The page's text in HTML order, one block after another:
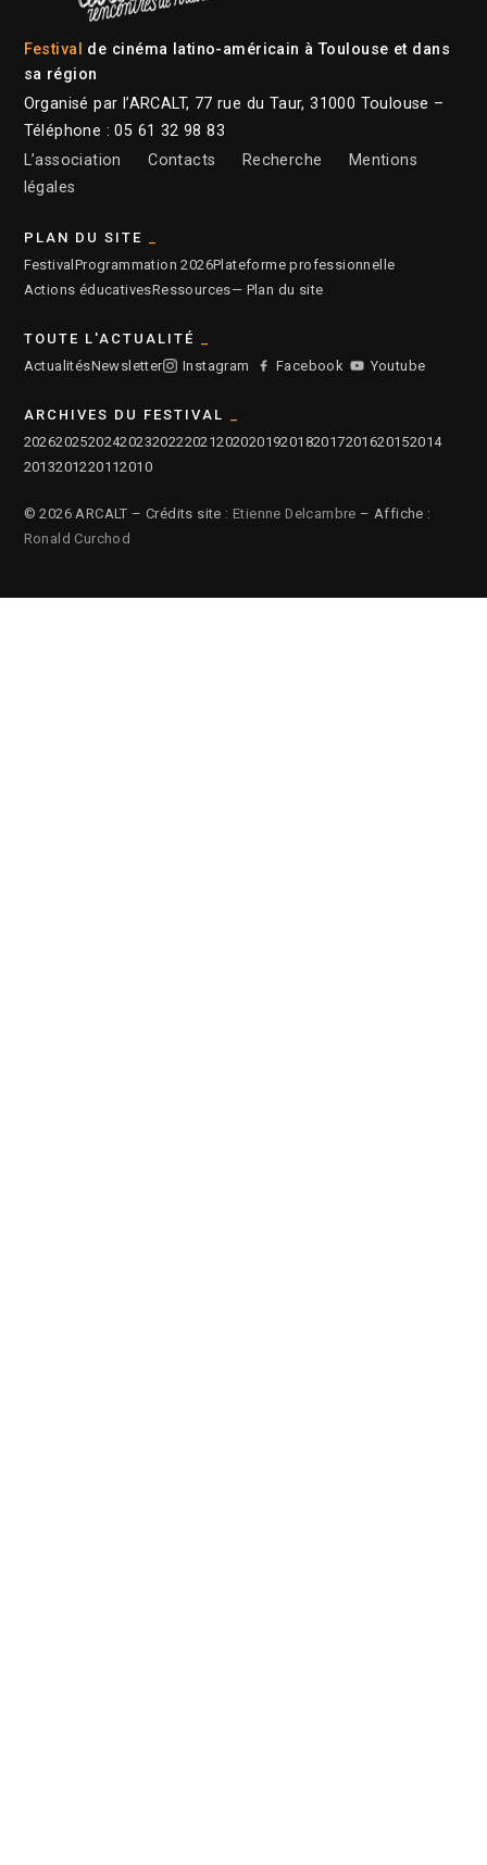
Festival de cinéma latino-américain à Toulouse et dans
sa région
Organisé par l’ARCALT, 77 rue du Taur, 31000 Toulouse –
Téléphone : 05 61 32 98 83
L’association
Contacts Recherche
Mentions
légales
PLAN DU SITE
Festival Programmation 2026Plateforme professionnelle
Actions éducativesRessources— Plan du site
TOUTE L'ACTUALITÉ
ActualitésNewsletter Instagram Facebook Youtube
ARCHIVES DU FESTIVAL
2026202520242023202220212020201920182017201620152014
2013201220112010
© 2026 ARCALT – Crédits site : Etienne Delcambre – Affiche :
Ronald Curchod